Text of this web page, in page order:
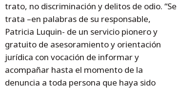
trato, no discriminación y delitos de odio. “Se
trata –en palabras de su responsable,
Patricia Luquin- de un servicio pionero y
gratuito de asesoramiento y orientación
jurídica con vocación de informar y
acompañar hasta el momento de la
denuncia a toda persona que haya sido